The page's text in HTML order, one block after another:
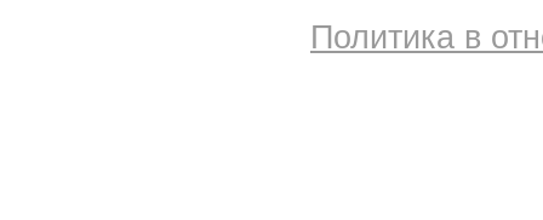
Политика в